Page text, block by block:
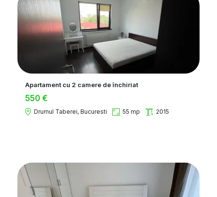
Apartament cu 2 camere de închiriat
550 €
Drumul Taberei, Bucuresti 55 mp 2015